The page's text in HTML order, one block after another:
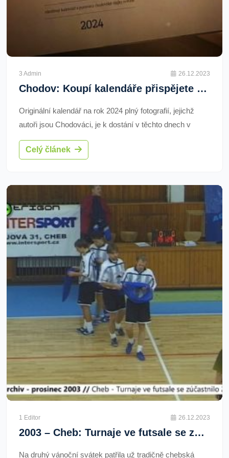
3 Admin 26.12.2023
Chodov: Koupí kalendáře přispějete nadačnímu fondu
Originální kalendář na rok 2024 plný fotografií, jejichž
autoři jsou Chodováci, je k dostání v těchto dnech v
Turistickém a informačním centru. Zaplacenou
stokorunou, což je jeho cena, lidé zároveň přispějí
Celý článek
1 Editor 26.12.2023
2003 – Cheb: Turnaje ve futsale se zúčastnilo 20 týmů (TV Západ)
Na druhý vánoční svátek patřila už tradičně chebská